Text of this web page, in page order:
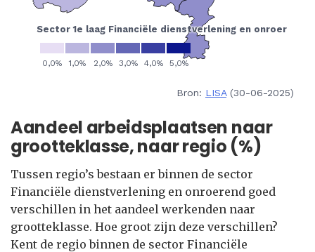
Bron: LISA(30-06-2025)
Aandeel arbeidsplaatsen naar
grootteklasse, naar regio (%)
Tussen regio’s bestaan er binnen de sector
Financiële dienstverlening en onroerend goed
verschillen in het aandeel werkenden naar
grootteklasse. Hoe groot zijn deze verschillen?
Kent de regio binnen de sector Financiële